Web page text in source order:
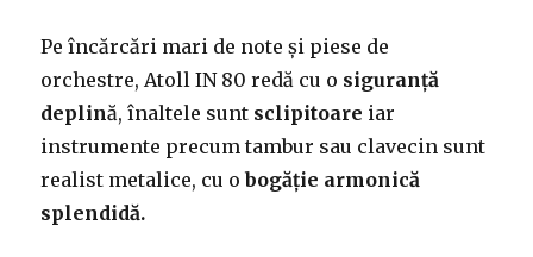
Pe încărcări mari de note și piese de
orchestre, Atoll IN 80 redă cu o siguranță
deplină, înaltele sunt sclipitoare iar
instrumente precum tambur sau clavecin sunt
realist metalice, cu obogăție armonică
splendidă.